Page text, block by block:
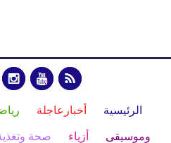
الرئيسية أخبارعاجلة
وموسيقى أزياء صحة